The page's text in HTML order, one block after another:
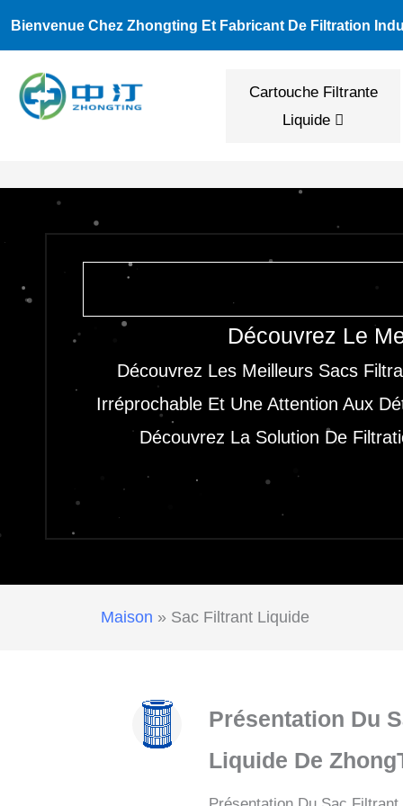
Contenu
Bienvenue Chez Zhongting Et Fabricant De Filtration
Cartouche Filtrante
Liquide
Découvrez Le
Découvrez Les Meilleurs Sacs
Irréprochable Et Une Attention Aux
Découvrez La Solution De
Maison » Sac Filtrant Liquide
Présentation Du
Liquide De